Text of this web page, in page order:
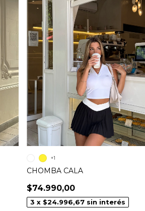
CHOMBA CALA
$74.990,00
3 x $24.996,67 sin interés
+1